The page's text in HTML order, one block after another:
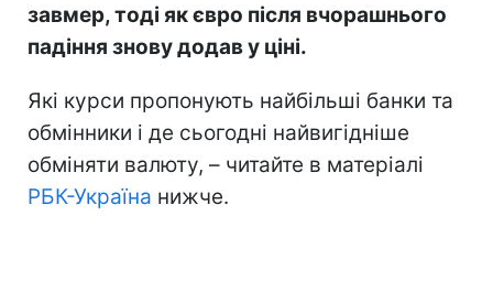
завмер, тоді як євро після вчорашнього
падіння знову додав у ціні.
Які курси пропонують найбільші банки та
обмінники і де сьогодні найвигідніше
обміняти валюту, – читайте в матеріалі
РБК-Україна нижче.